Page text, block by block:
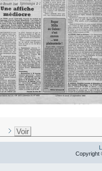
Voir
Copyright